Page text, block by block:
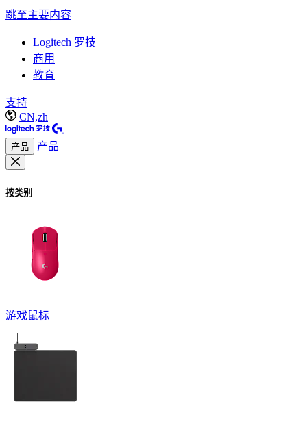
跳至主要内容
Logitech 罗技
商用
教育
支持
CN,zh
产品 产品
按类别
游戏鼠标